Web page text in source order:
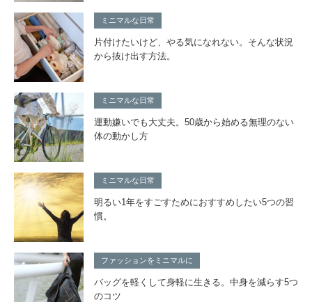
ミニマルな日常
片付けたいけど、やる気になれない。そんな状況
から抜け出す方法。
ミニマルな日常
運動嫌いでも大丈夫。50歳から始める無理のない
体の動かし方
ミニマルな日常
明るい1年をすごすためにおすすめしたい5つの習
慣。
ファッションをミニマルに
バッグを軽くして身軽に生きる。中身を減らす5つ
のコツ